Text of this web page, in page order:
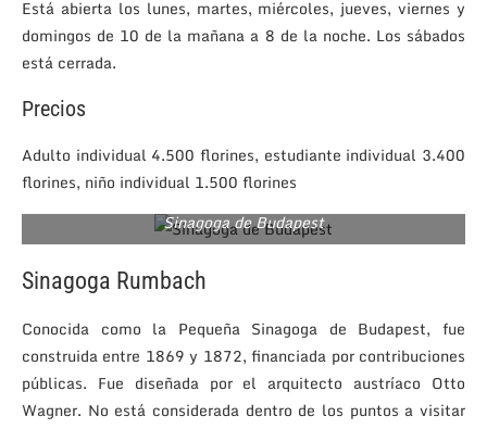
Está abierta los lunes, martes, miércoles, jueves, viernes y
domingos de 10 de la mañana a 8 de la noche. Los sábados
está cerrada.
Precios
Adulto individual 4.500 florines, estudiante individual 3.400
florines, niño individual 1.500 florines
Sinagoga de Budapest
Sinagoga Rumbach
Conocida como la Pequeña Sinagoga de Budapest, fue
construida entre 1869 y 1872, financiada por contribuciones
públicas. Fue diseñada por el arquitecto austríaco Otto
Wagner. No está considerada dentro de los puntos a visitar